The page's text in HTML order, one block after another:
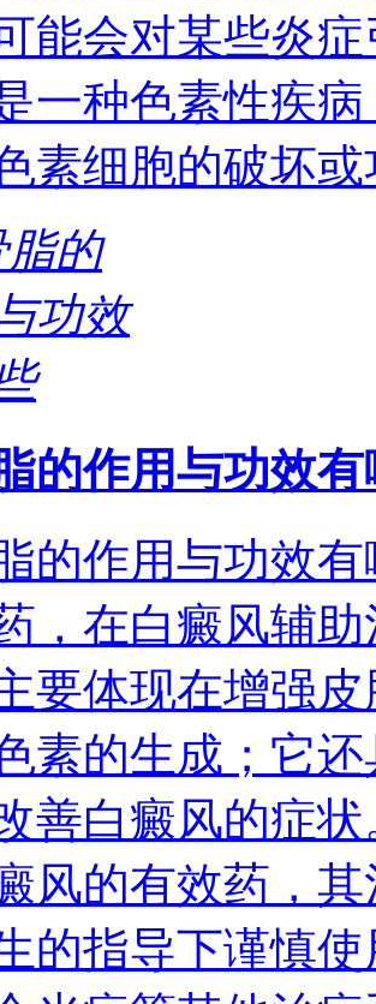
能会对某些炎
一种色素性疾
素细胞的破坏
的作用与功效有
的作用与功效
，在白癜风辅
要体现在增强
素的生成；它
善白癜风的症
风的有效药，
的指导下谨慎